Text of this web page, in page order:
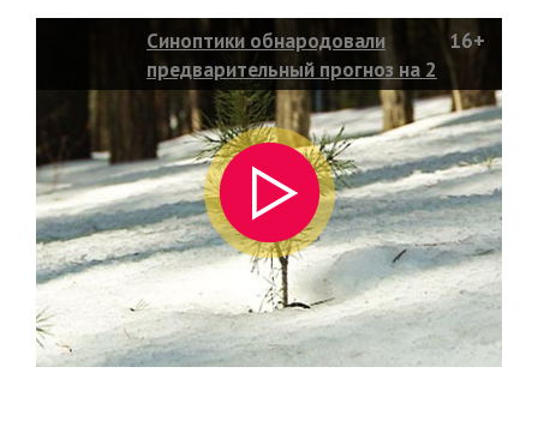
Синоптики обнародовали
предварительный прогноз на 2
неделю весны
16+